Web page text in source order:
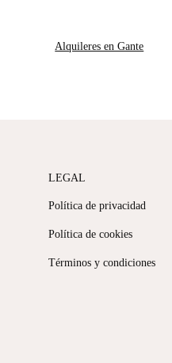
Alquileres en Gante
LEGAL
Política de privacidad
Política de cookies
Términos y condiciones